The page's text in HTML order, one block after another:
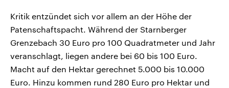
Kritik entzündet sich vor allem an der Höhe der
Patenschaftspacht. Während der Starnberger
Grenzebach 30 Euro pro 100 Quadratmeter und Jahr
veranschlagt, liegen andere bei 60 bis 100 Euro.
Macht auf den Hektar gerechnet 5.000 bis 10.000
Euro. Hinzu kommen rund 280 Euro pro Hektar und